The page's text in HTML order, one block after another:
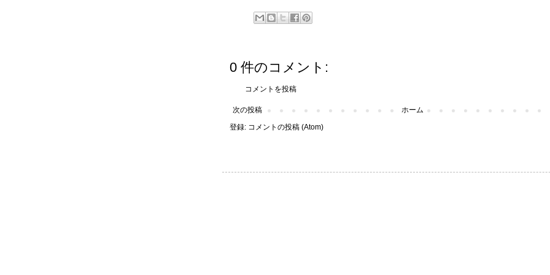
0 件のコメント:
コメントを投稿
次の投稿
ホーム
登録: コメントの投稿 (Atom)